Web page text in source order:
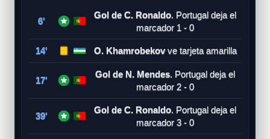
6'
Gol de C. Ronaldo. Portugal deja el
marcador 1 - 0
14' O. Khamrobekovve tarjeta amarilla
17'
Gol de N. Mendes. Portugal deja el
marcador 2 - 0
39'
Gol de C. Ronaldo. Portugal deja el
marcador 3 - 0